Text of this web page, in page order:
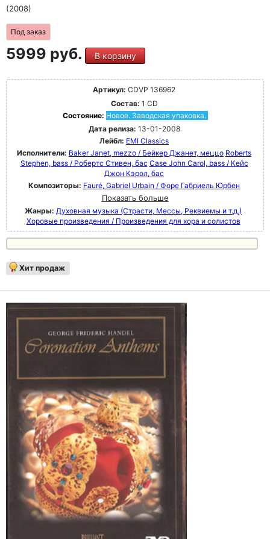
(2008)
Под заказ
5999 руб. В корзину
Артикул: CDVP 136962
Состав: 1 CD
Состояние: Новое. Заводская упаковка.
Дата релиза: 13-01-2008
Лейбл: EMI Classics
Исполнители: Baker Janet, mezzo / Бейкер Джанет, меццо Roberts
Stephen, bass / Робертс Стивен, бас Case John Carol, bass / Кейс
Джон Кэрол, бас
Композиторы: Fauré, Gabriel Urbain / Форе Габриель Юрбен
Показать больше
Жанры: Духовная музыка (Страсти, Мессы, Реквиемы и т.д.)
Хоровые произведения / Произведения для хора и солистов
Хит продаж